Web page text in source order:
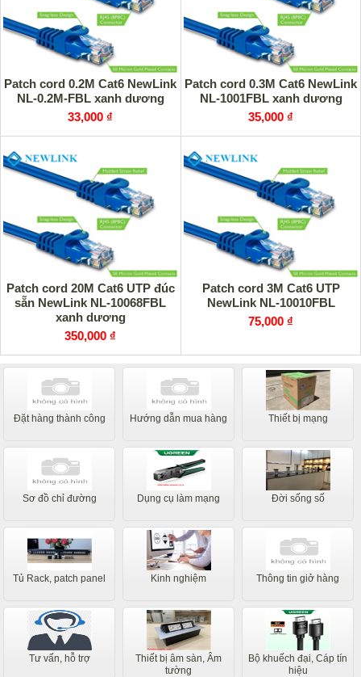
Patch cord 0.2M Cat6 NewLink
NL-0.2M-FBL xanh dương
33,000 ₫
Patch cord 0.3M Cat6 NewLink
NL-1001FBL xanh dương
35,000 ₫
Patch cord 20M Cat6 UTP đúc
sẵn NewLink NL-10068FBL
xanh dương
350,000 ₫
Patch cord 3M Cat6 UTP
NewLink NL-10010FBL
75,000 ₫
Đặt hàng thành công Hướng dẫn mua hàng Thiết bị mạng
Sơ đồ chỉ đường Dụng cụ làm mạng Đời sống số
Tủ Rack, patch panel Kinh nghiệm Thông tin giở hàng
Tư vấn, hỗ trợ
Thiết bị âm sàn, Âm
tường
Bộ khuếch đại, Cáp tín
hiệu